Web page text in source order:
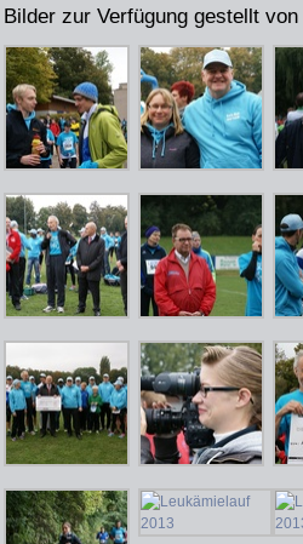
Bilder zur Verfügung gestellt